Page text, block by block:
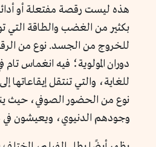
هذه ليست رقصة مفتعلة أو
بكثير من الغضب والطاقة التي
للخروج من الجسد. نوع من
دوران المولوية؛ فيه انغماس تام
للغاية، والتي تنتقل إيقاعاتها
نوع من الحضور الصوفي، حيث
وجودهم الدنيوي، ويعيشون في